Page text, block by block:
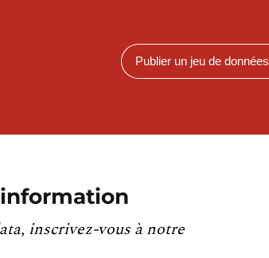
Publier un jeu de données
inscrivez-vous à notre